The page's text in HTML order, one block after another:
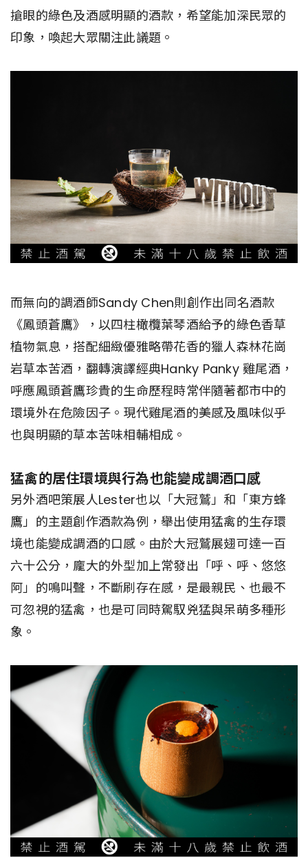
搶眼的綠色及酒感明顯的酒款，希望能加深民眾的
印象，喚起大眾關注此議題。
而無向的調酒師Sandy Chen則創作出同名酒款
《鳳頭蒼鷹》，以四柱橄欖葉琴酒給予的綠色香草
植物氣息，搭配細緻優雅略帶花香的獵人森林花崗
岩草本苦酒，翻轉演譯經典Hanky Panky 雞尾酒，
呼應鳳頭蒼鷹珍貴的生命歷程時常伴隨著都市中的
環境外在危險因子。現代雞尾酒的美感及風味似乎
也與明顯的草本苦味相輔相成。
猛禽的居住環境與行為也能變成調酒口感
另外酒吧策展人Lester也以「大冠鷲」和「東方蜂
鷹」的主題創作酒款為例，舉出使用猛禽的生存環
境也能變成調酒的口感。由於大冠鷲展翅可達一百
六十公分，龐大的外型加上常發出「呼、呼、悠悠
阿」的鳴叫聲，不斷刷存在感，是最親民、也最不
可忽視的猛禽，也是可同時駕馭兇猛與呆萌多種形
象。